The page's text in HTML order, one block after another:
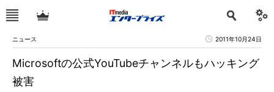
ニュース 2011年10月24日
Microsoftの公式YouTubeチャンネルもハッキング
被害